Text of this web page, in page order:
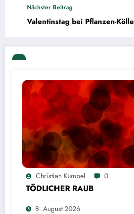
Nächster Beitrag
Valentinstag bei Pflanzen-Kölle
Christian Kümpel 0
TÖDLICHER RAUB
8. August 2026